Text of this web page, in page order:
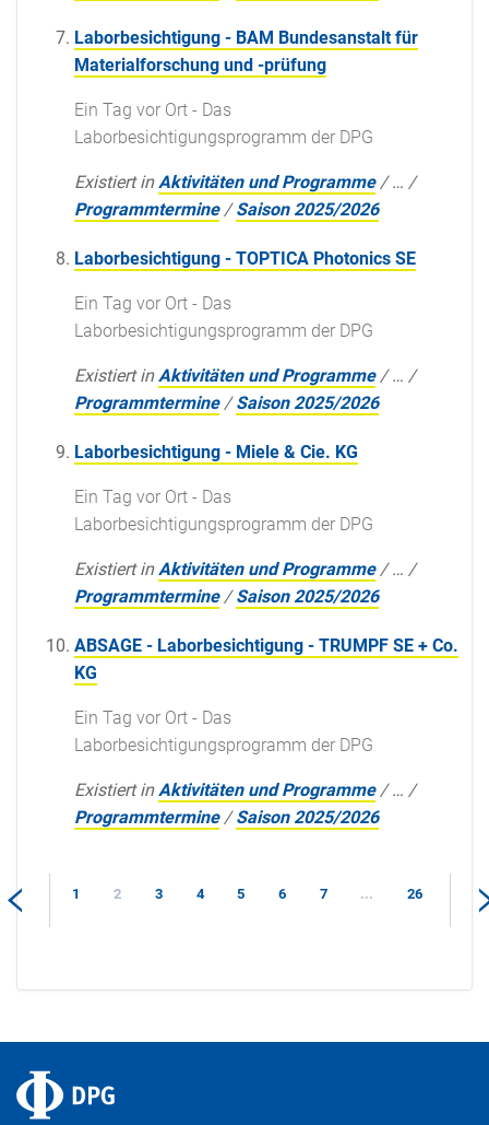
Laborbesichtigung - BAM Bundesanstalt für
Materialforschung und -prüfung
Ein Tag vor Ort - Das
Laborbesichtigungsprogramm der DPG
Existiert in Aktivitäten und Programme /… /
Programmtermine /Saison 2025/2026
Laborbesichtigung - TOPTICA Photonics SE
Ein Tag vor Ort - Das
Laborbesichtigungsprogramm der DPG
Existiert in Aktivitäten und Programme /… /
Programmtermine /Saison 2025/2026
Laborbesichtigung - Miele & Cie. KG
Ein Tag vor Ort - Das
Laborbesichtigungsprogramm der DPG
Existiert in Aktivitäten und Programme /… /
Programmtermine /Saison 2025/2026
ABSAGE - Laborbesichtigung - TRUMPF SE + Co.
KG
Ein Tag vor Ort - Das
Laborbesichtigungsprogramm der DPG
Existiert in Aktivitäten und Programme /… /
Programmtermine /Saison 2025/2026
1 2 3 4 5 6 7 ... 26